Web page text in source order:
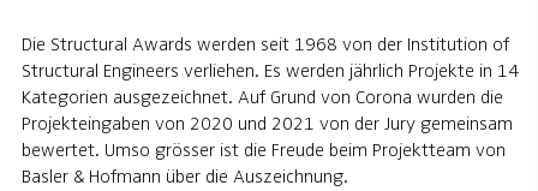
Die Structural Awards werden seit 1968 von der Institution of
Structural Engineers verliehen. Es werden jährlich Projekte in 14
Kategorien ausgezeichnet. Auf Grund von Corona wurden die
Projekteingaben von 2020 und 2021 von der Jury gemeinsam
bewertet. Umso grösser ist die Freude beim Projektteam von
Basler & Hofmann über die Auszeichnung.